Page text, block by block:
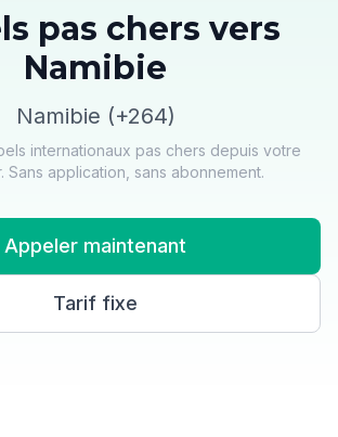
pas chers vers
Namibie
Namibie (+264)
internationaux pas chers depuis votre
Sans application, sans abonnement.
Appeler maintenant
Tarif fixe